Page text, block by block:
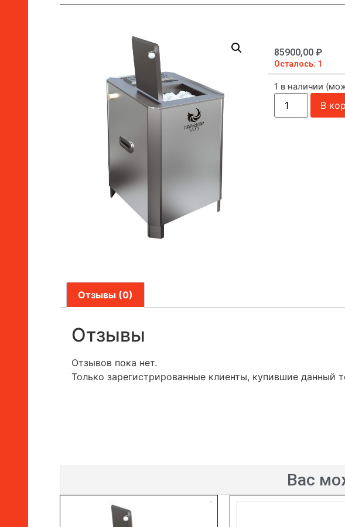
85900,00 ₽
Осталось: 1
1 в наличии
В
Отзывы (0)
Отзывы
Отзывов пока нет.
Только зарегистрированные клиенты, купившие данный
Вас